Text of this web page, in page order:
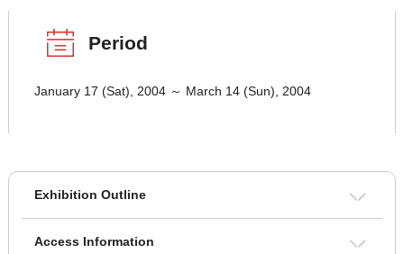
Period
January 17 (Sat), 2004 ～ March 14 (Sun), 2004
Exhibition Outline
Access Information